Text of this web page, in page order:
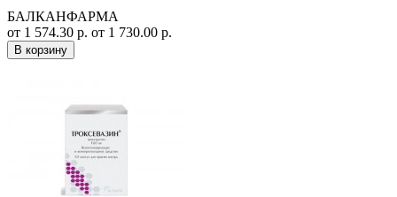
БАЛКАНФАРМА
от 1 574.30 р. от 1 730.00 р.
В корзину